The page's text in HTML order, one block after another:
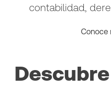
contabilidad,
Conoce